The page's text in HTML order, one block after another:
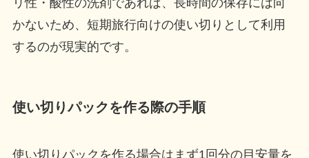
かないため、短期旅行向けの使い切りとして利用
するのが現実的です。
使い切りパックを作る際の手順
使い切りパックを作る場合はまず1回分の目安量を